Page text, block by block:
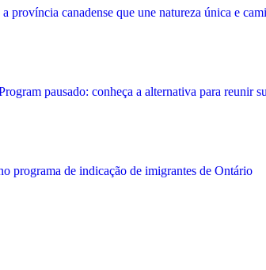
província canadense que une natureza única e
pausado: conheça a alternativa para reunir
programa de indicação de imigrantes de Ontário